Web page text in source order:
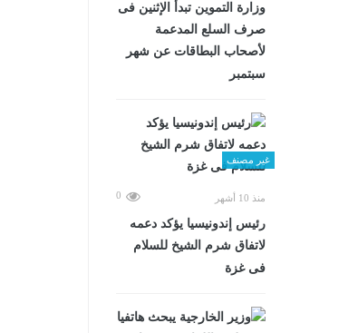
وزارة التموين تبدأ الإثنين فى
صرف السلع المدعمة
لأصحاب البطاقات عن شهر
سبتمبر
غير مصنف
منذ 10 أشهر 0
رئيس إندونيسيا يؤكد دعمه
لاتفاق شرم الشيخ للسلام
فى غزة